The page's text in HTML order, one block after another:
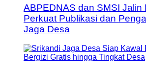
ABPEDNAS dan SMSI Jalin
Perkuat Publikasi dan
Jaga Desa